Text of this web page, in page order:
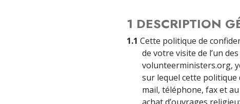
Rencontrez un scientologue
Les principes de base de
Scientologie
La Dianétique : Une
1 DESCRIPTION
1.1 Cette politique de
de votre visite de l’un
volunteerministers.org,
sur lequel cette politique
mail, téléphone, fax et